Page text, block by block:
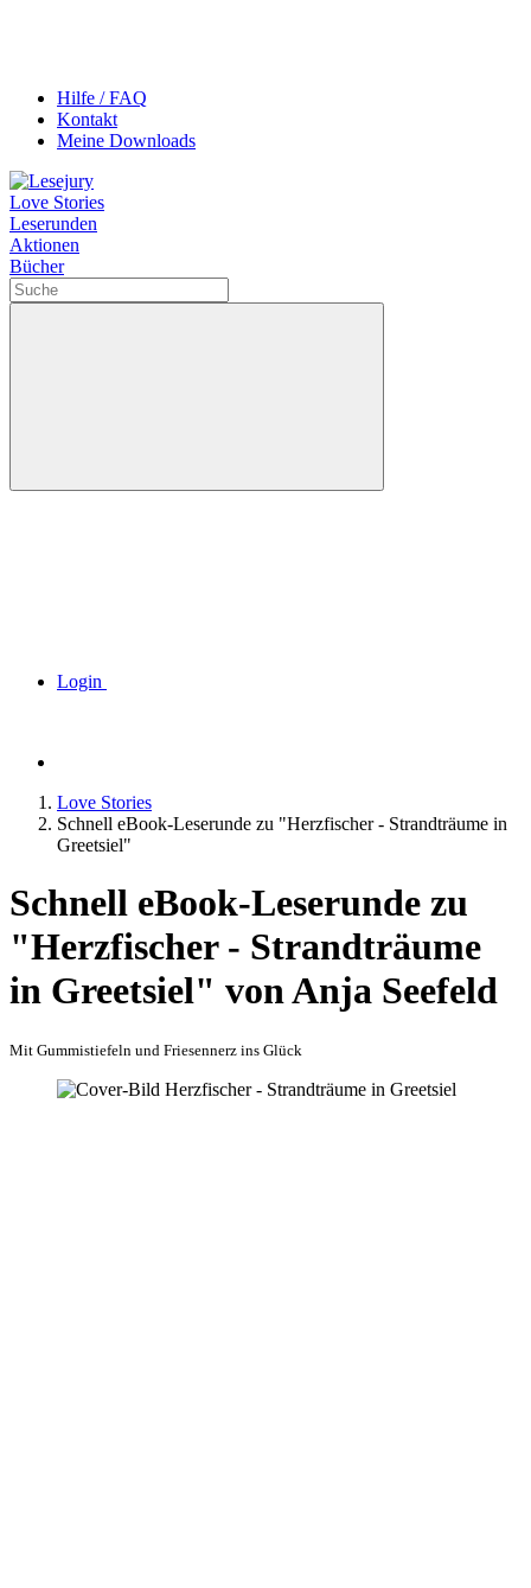
Hilfe / FAQ
Kontakt
Meine Downloads
Love Stories
Leserunden
Aktionen
Bücher
Login
Love Stories
Schnell eBook-Leserunde zu "Herzfischer - Strandträume in
Greetsiel"
Schnell eBook-Leserunde zu
"Herzfischer - Strandträume
in Greetsiel" von Anja Seefeld
Mit Gummistiefeln und Friesennerz ins Glück